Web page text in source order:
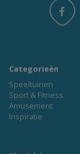
Categorieën
Speeltuinen
Sport & Fitness
Amusement
Inspiratie